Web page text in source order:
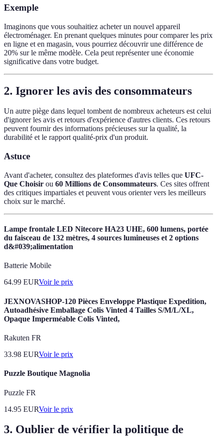
Exemple
Imaginons que vous souhaitiez acheter un nouvel appareil
électroménager. En prenant quelques minutes pour comparer les prix
en ligne et en magasin, vous pourriez découvrir une différence de
20% sur le même modèle. Cela peut représenter une économie
significative dans votre budget.
2. Ignorer les avis des consommateurs
Un autre piège dans lequel tombent de nombreux acheteurs est celui
d'ignorer les avis et retours d'expérience d'autres clients. Ces retours
peuvent fournir des informations précieuses sur la qualité, la
durabilité et le rapport qualité-prix d'un produit.
Astuce
Avant d'acheter, consultez des plateformes d'avis telles que UFC-
Que Choisir ou 60 Millions de Consommateurs. Ces sites offrent
des critiques impartiales et peuvent vous orienter vers les meilleurs
choix sur le marché.
Lampe frontale LED Nitecore HA23 UHE, 600 lumens, portée
du faisceau de 132 mètres, 4 sources lumineuses et 2 options
d&#039;alimentation
Batterie Mobile
64.99 EURVoir le prix
JEXNOVASHOP-120 Pièces Enveloppe Plastique Expedition,
Autoadhésive Emballage Colis Vinted 4 Tailles S/M/L/XL,
Opaque Imperméable Colis Vinted,
Rakuten FR
33.98 EURVoir le prix
Puzzle Boutique Magnolia
Puzzle FR
14.95 EURVoir le prix
3. Oublier de vérifier la politique de